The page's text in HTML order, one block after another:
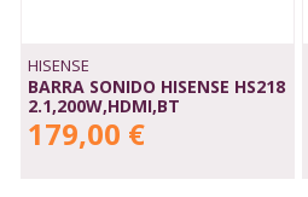
HISENSE
BARRA SONIDO HISENSE HS218
2.1,200W,HDMI,BT
179,00 €